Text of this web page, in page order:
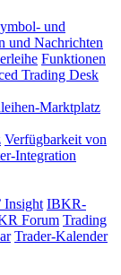
und
und Nachrichten
Funktionen
Trading Desk
Marktplatz
Verfügbarkeit von
Integration
Insight IBKR-
Forum Trading
Trader-Kalender